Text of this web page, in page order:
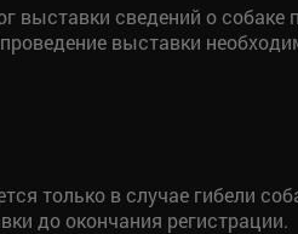
выставки сведений о
выставки
только в случае гибели
до окончания регистрации.